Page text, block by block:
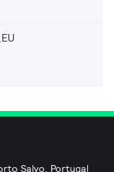
Salvo, Portugal